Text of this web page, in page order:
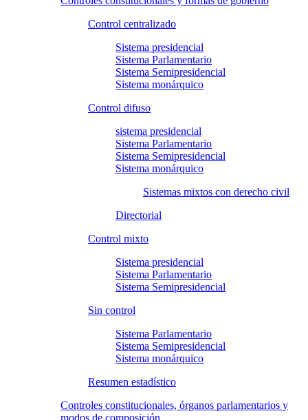
Control centralizado
Sistema presidencial
Sistema Parlamentario
Sistema Semipresidencial
Sistema monárquico
Control difuso
sistema presidencial
Sistema Parlamentario
Sistema Semipresidencial
Sistema monárquico
Sistemas mixtos con derecho civil
Directorial
Control mixto
Sistema presidencial
Sistema Parlamentario
Sistema Semipresidencial
Sin control
Sistema Parlamentario
Sistema Semipresidencial
Sistema monárquico
Resumen estadístico
Controles constitucionales, órganos parlamentarios y
modos de composición